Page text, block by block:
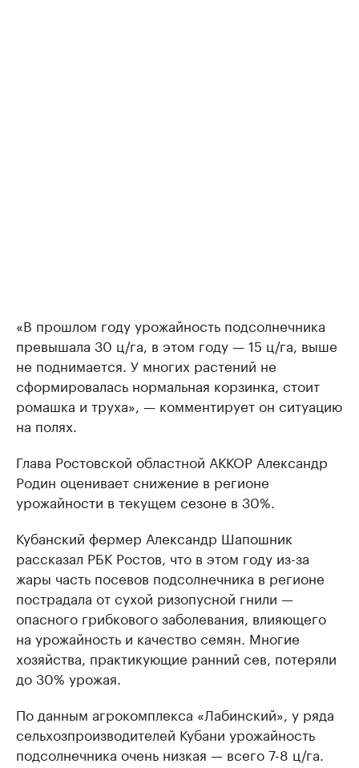
«В прошлом году урожайность подсолнечника
превышала 30 ц/га, в этом году — 15 ц/га, выше
не поднимается. У многих растений не
сформировалась нормальная корзинка, стоит
ромашка и труха», — комментирует он ситуацию
на полях.
Глава Ростовской областной АККОР Александр
Родин оценивает снижение в регионе
урожайности в текущем сезоне в 30%.
Кубанский фермер Александр Шапошник
рассказал РБК Ростов, что в этом году из-за
жары часть посевов подсолнечника в регионе
пострадала от сухой ризопусной гнили —
опасного грибкового заболевания, влияющего
на урожайность и качество семян. Многие
хозяйства, практикующие ранний сев, потеряли
до 30% урожая.
По данным агрокомплекса «Лабинский», у ряда
сельхозпроизводителей Кубани урожайность
подсолнечника очень низкая — всего 7-8 ц/га.